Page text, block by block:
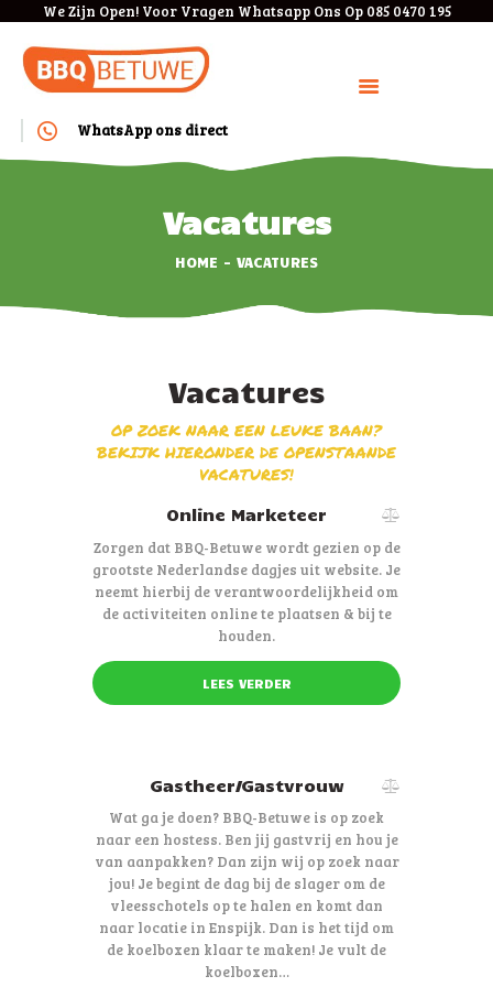
We Zijn Open! Voor Vragen Whatsapp Ons Op 085 0470 195
WhatsApp ons direct
Vacatures
HOME VACATURES
BOEKEN
KOSTEN
VEEL GESTELDE
VRAGEN
CONTACT
Vacatures
OP ZOEK NAAR EEN LEUKE BAAN?
BEKIJK HIERONDER DE OPENSTAANDE
VACATURES!
Online Marketeer
Zorgen dat BBQ-Betuwe wordt gezien op de
grootste Nederlandse dagjes uit website. Je
neemt hierbij de verantwoordelijkheid om
de activiteiten online te plaatsen & bij te
houden.
LEES VERDER
Gastheer/Gastvrouw
Wat ga je doen? BBQ-Betuwe is op zoek
naar een hostess. Ben jij gastvrij en hou je
van aanpakken? Dan zijn wij op zoek naar
jou! Je begint de dag bij de slager om de
vleesschotels op te halen en komt dan
naar locatie in Enspijk. Dan is het tijd om
de koelboxen klaar te maken! Je vult de
koelboxen…